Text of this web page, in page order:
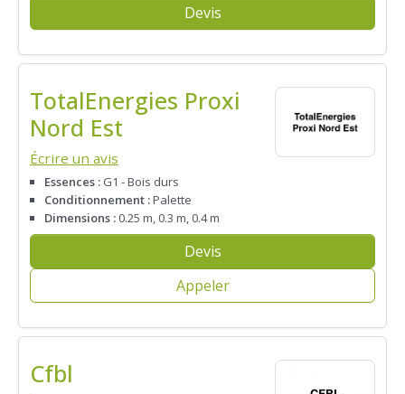
Devis
TotalEnergies Proxi
Nord Est
Écrire un avis
Essences : G1 - Bois durs
Conditionnement :Palette
Dimensions : 0.25 m, 0.3 m, 0.4 m
Devis
Appeler
Cfbl